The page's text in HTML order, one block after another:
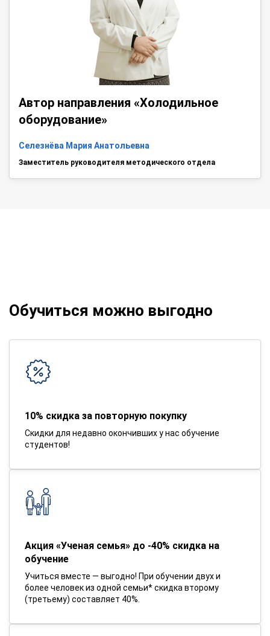
Автор направления «Холодильное
оборудование»
Селезнёва Мария Анатольевна
Заместитель руководителя методического отдела
Обучиться можно выгодно
10% скидка за повторную покупку
Скидки для недавно окончивших у нас обучение
студентов!
Акция «Ученая семья» до -40% скидка на
обучение
Учиться вместе — выгодно! При обучении двух и
более человек из одной семьи* скидка второму
(третьему) составляет 40%.